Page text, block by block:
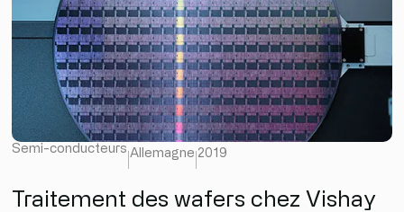
Semi-conducteurs Allemagne 2019
Traitement des wafers chez Vishay